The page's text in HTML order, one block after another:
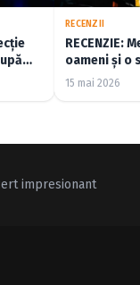
RECENZII
RECENZIE:
oameni și o
15 mai 2026
impresionant